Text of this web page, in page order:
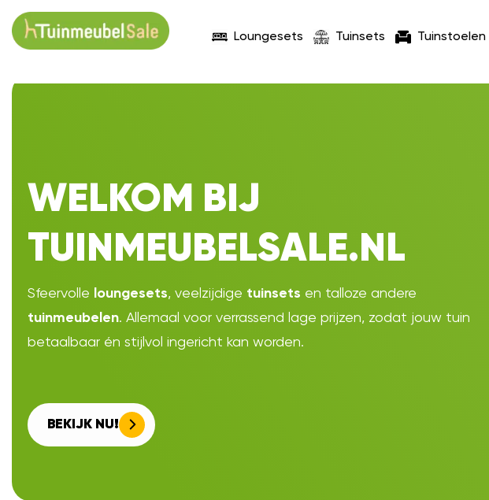
Loungesets Tuinsets Tuinstoelen
WELKOM BIJ
TUINMEUBELSALE.NL
Sfeervolle loungesets, veelzijdige tuinsets en talloze andere
tuinmeubelen. Allemaal voor verrassend lage prijzen, zodat jouw tuin
betaalbaar én stijlvol ingericht kan worden.
BEKIJK NU!